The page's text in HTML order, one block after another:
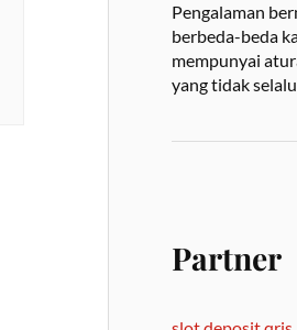
Pengalaman
berbeda-beda
mempunyai
yang tidak
Partner